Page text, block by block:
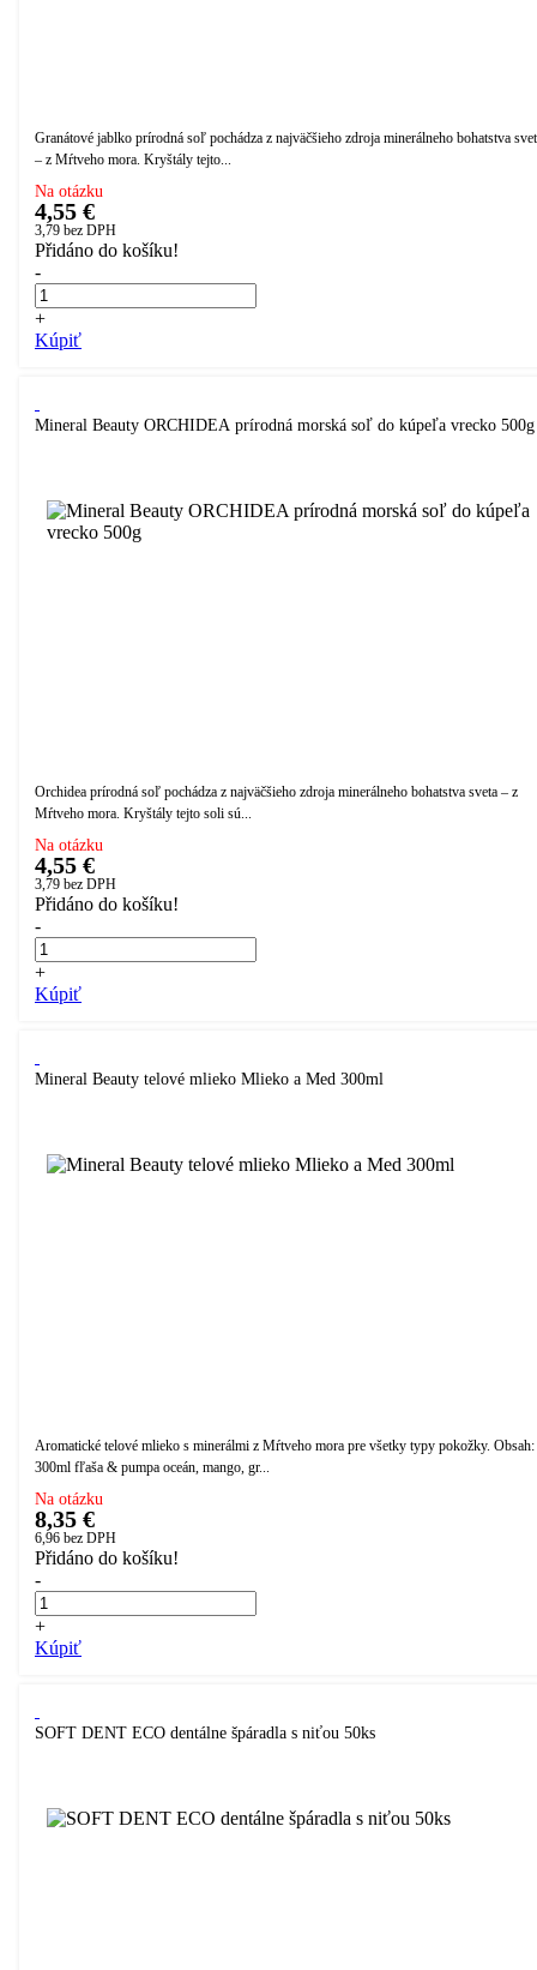
Granátové jablko prírodná soľ pochádza z najväčšieho zdroja minerálneho bohatstva
– z Mŕtveho mora. Kryštály tejto...
Na otázku
4,55 €
3,79 bez DPH
Přidáno do košíku!
-
+
Kúpiť
Mineral Beauty ORCHIDEA prírodná morská soľ do kúpeľa vrecko 500g
Orchidea prírodná soľ pochádza z najväčšieho zdroja minerálneho bohatstva sveta – z
Mŕtveho mora. Kryštály tejto soli sú...
Na otázku
4,55 €
3,79 bez DPH
Přidáno do košíku!
-
+
Kúpiť
Mineral Beauty telové mlieko Mlieko a Med 300ml
Aromatické telové mlieko s minerálmi z Mŕtveho mora pre všetky typy pokožky. Obsah:
300ml fľaša & pumpa oceán, mango, gr...
Na otázku
8,35 €
6,96 bez DPH
Přidáno do košíku!
-
+
Kúpiť
SOFT DENT ECO dentálne špáradla s niťou 50ks